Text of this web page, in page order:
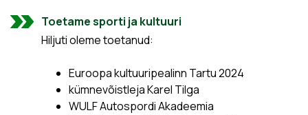
Toetame sporti ja kultuuri
Hiljuti oleme toetanud:
Euroopa kultuuripealinn Tartu 2024
kümnevõistleja Karel Tilga
WULF Autospordi Akadeemia